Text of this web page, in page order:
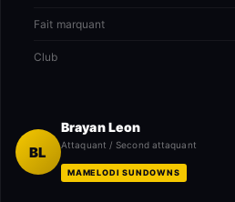
Fait marquant
Club
BL
Brayan Leon
Attaquant / Second attaquant
MAMELODI SUNDOWNS